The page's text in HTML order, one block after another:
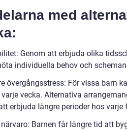
med
Genom att erbjuda olika
individuella behov och
övergångsstress: För vissa barn
vecka. Alternativa
erbjuda längre perioder hos varje
Barnen får längre tid att